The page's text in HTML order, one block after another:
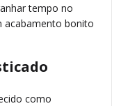
tempo no
acabamento bonito
como